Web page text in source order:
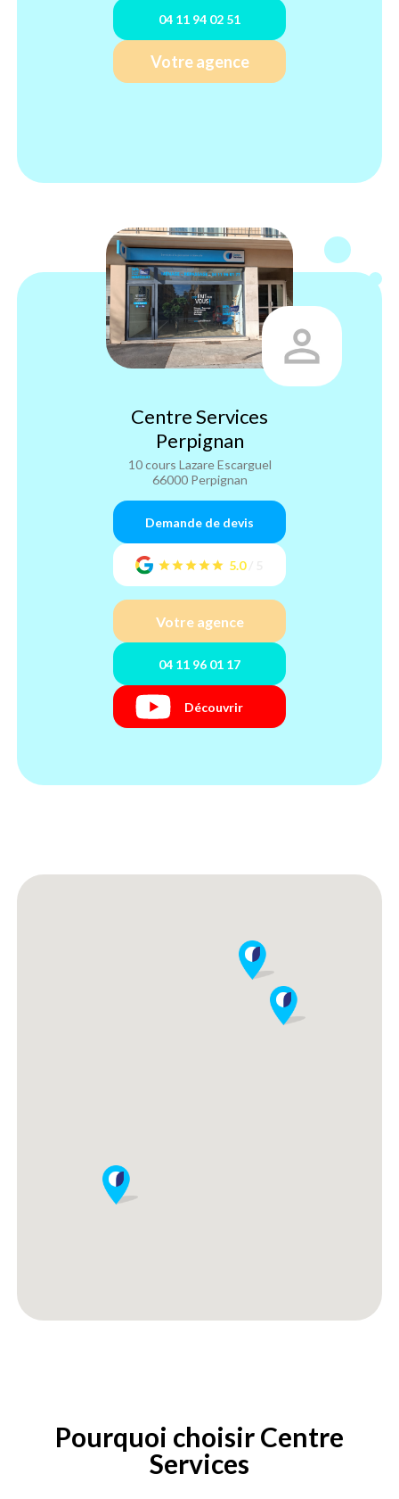
04 11 94 02 51
Votre agence
Centre Services
Perpignan
10 cours Lazare Escarguel
66000 Perpignan
Demande de devis
5.0
Votre agence
04 11 96 01 17
Découvrir
Pourquoi choisir Centre
Services